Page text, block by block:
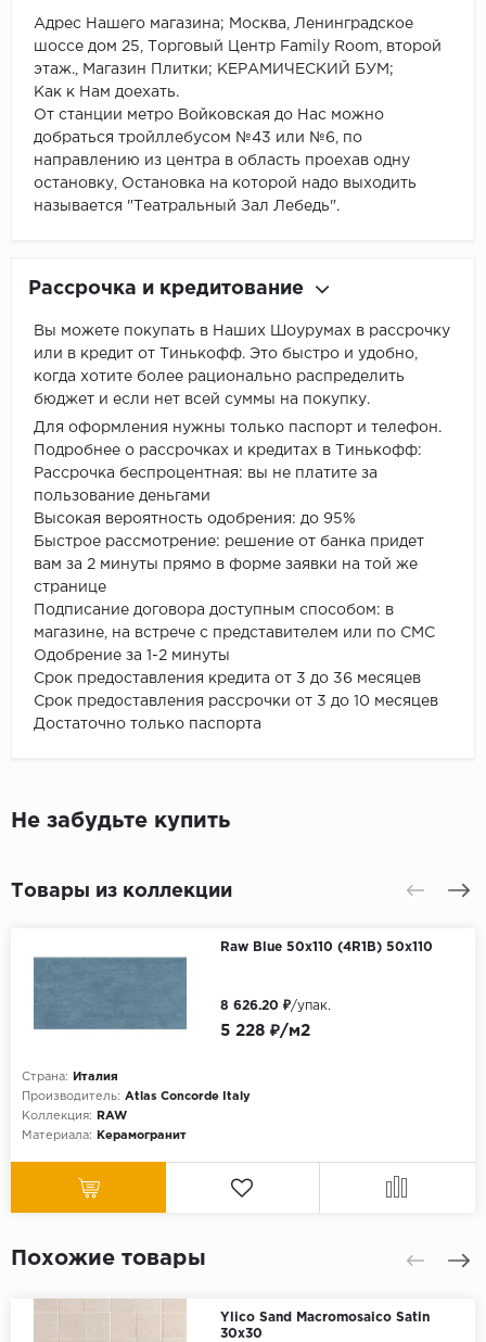
Адрес Нашего магазина; Москва, Ленинградское
шоссе дом 25, Торговый Центр Family Room, второй
этаж., Магазин Плитки; КЕРАМИЧЕСКИЙ БУМ;
Как к Нам доехать.
От станции метро Войковская до Нас можно
добраться тройллебусом №43 или №6, по
направлению из центра в область проехав одну
остановку, Остановка на которой надо выходить
называется "Театральный Зал Лебедь".
Рассрочка и кредитование
Вы можете покупать в Наших Шоурумах в рассрочку
или в кредит от Тинькофф. Это быстро и удобно,
когда хотите более рационально распределить
бюджет и если нет всей суммы на покупку.
Для оформления нужны только паспорт и телефон.
Подробнее о рассрочках и кредитах в Тинькофф:
Рассрочка беспроцентная: вы не платите за
пользование деньгами
Высокая вероятность одобрения: до 95%
Быстрое рассмотрение: решение от банка придет
вам за 2 минуты прямо в форме заявки на той же
странице
Подписание договора доступным способом: в
магазине, на встрече с представителем или по СМС
Одобрение за 1-2 минуты
Срок предоставления кредита от 3 до 36 месяцев
Срок предоставления рассрочки от 3 до 10 месяцев
Достаточно только паспорта
Не забудьте купить
Товары из коллекции
Raw Blue 50x110 (4R1B) 50x110
Страна:
Италия
Производитель: Atlas Concorde Italy
Коллекция:
RAW
Материала:
Керамогранит
5 228 ₽/м2
8 626.20 ₽/упак.
Похожие товары
Ylico Sand Macromosaico Satin
30x30